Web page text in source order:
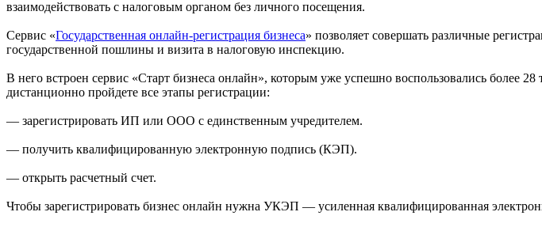
взаимодействовать с налоговым органом без личного посещения.
Сервис «Государственная онлайн-регистрация бизнеса» позволяет совершать различные
государственной пошлины и визита в налоговую инспекцию.
В него встроен сервис «Старт бизнеса онлайн», которым уже успешно воспользовались
дистанционно пройдете все этапы регистрации:
— зарегистрировать ИП или ООО с единственным учредителем.
— получить квалифицированную электронную подпись (КЭП).
— открыть расчетный счет.
Чтобы зарегистрировать бизнес онлайн нужна УКЭП — усиленная квалифицированная